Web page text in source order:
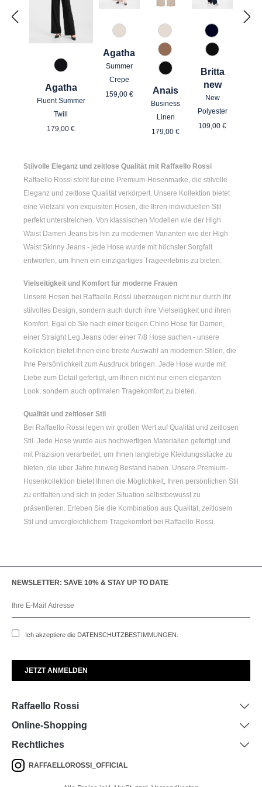
967 Mitternachtsgrau
Agatha
Fluent Summer
Twill
Regulärer Preis:
179,00 €
343 Marzipan
Agatha
Summer
Crepe
Regulärer Preis:
159,00 €
343 Marzipan
614 Toffee
990 Schwarz
Anais
Business
Linen
Regulärer Preis:
179,00 €
890 Marine
990
Britta
new
New
Polyester
Regulärer
109,00 €
Stilvolle Eleganz und zeitlose Qualität mit Raffaello Rossi
Raffaello Rossi steht für eine Premium-Hosenmarke, die stilvolle
Eleganz und zeitlose Qualität verkörpert. Unsere Kollektion bietet
eine Vielzahl von exquisiten Hosen, die Ihren individuellen Stil
perfekt unterstreichen. Von klassischen Modellen wie der High
Waist Damen Jeans bis hin zu modernen Varianten wie der High
Waist Skinny Jeans - jede Hose wurde mit höchster Sorgfalt
entworfen, um Ihnen ein einzigartiges Trageerlebnis zu bieten.
Vielseitigkeit und Komfort für moderne Frauen
Unsere Hosen bei Raffaello Rossi überzeugen nicht nur durch ihr
stilvolles Design, sondern auch durch ihre Vielseitigkeit und ihren
Komfort. Egal ob Sie nach einer beigen Chino Hose für Damen,
einer Straight Leg Jeans oder einer 7/8 Hose suchen - unsere
Kollektion bietet Ihnen eine breite Auswahl an modernen Stilen, die
Ihre Persönlichkeit zum Ausdruck bringen. Jede Hose wurde mit
Liebe zum Detail gefertigt, um Ihnen nicht nur einen eleganten
Look, sondern auch optimalen Tragekomfort zu bieten.
Qualität und zeitloser Stil
Bei Raffaello Rossi legen wir großen Wert auf Qualität und zeitlosen
Stil. Jede Hose wurde aus hochwertigen Materialien gefertigt und
mit Präzision verarbeitet, um Ihnen langlebige Kleidungsstücke zu
bieten, die über Jahre hinweg Bestand haben. Unsere Premium-
Hosenkollektion bietet Ihnen die Möglichkeit, Ihren persönlichen Stil
zu entfalten und sich in jeder Situation selbstbewusst zu
präsentieren. Erleben Sie die Kombination aus Qualität, zeitlosem
Stil und unvergleichlichem Tragekomfort bei Raffaello Rossi.
NEWSLETTER: SAVE 10% & STAY UP TO DATE
Ich akzeptiere die DATENSCHUTZBESTIMMUNGEN
Raffaello Rossi
Online-Shopping
Rechtliches
RAFFAELLOROSSI_OFFICIAL